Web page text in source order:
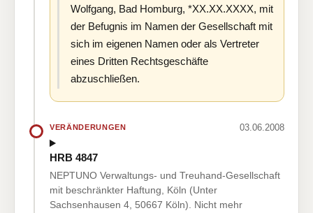
Wolfgang, Bad Homburg, *XX.XX.XXXX, mit
der Befugnis im Namen der Gesellschaft mit
sich im eigenen Namen oder als Vertreter
eines Dritten Rechtsgeschäfte
abzuschließen.
VERÄNDERUNGEN 03.06.2008
HRB 4847
NEPTUNO Verwaltungs- und Treuhand-Gesellschaft
mit beschränkter Haftung, Köln (Unter
Sachsenhausen 4, 50667 Köln). Nicht mehr